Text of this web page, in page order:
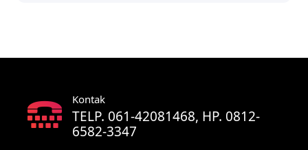
Kontak
TELP. 061-42081468, HP. 0812-
6582-3347